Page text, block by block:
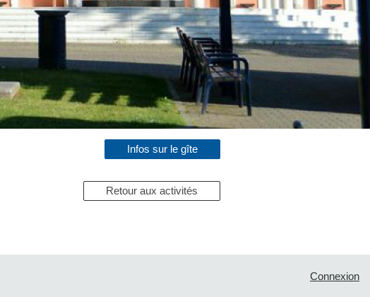
Infos sur le gîte
Retour aux activités
Connexion